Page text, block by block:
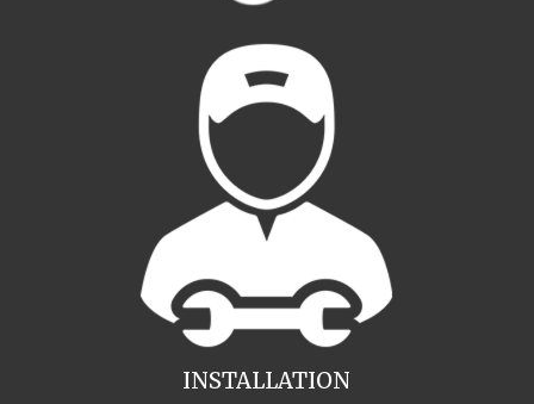
INSTALLATION